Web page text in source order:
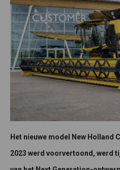
Het nieuwe model New Holland
2023 werd voorvertoond, werd